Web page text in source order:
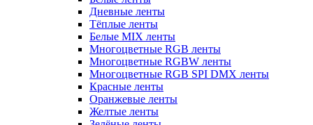
Дневные ленты
Тёплые ленты
Белые MIX ленты
Многоцветные RGB ленты
Многоцветные RGBW ленты
Многоцветные RGB SPI DMX ленты
Красные ленты
Оранжевые ленты
Желтые ленты